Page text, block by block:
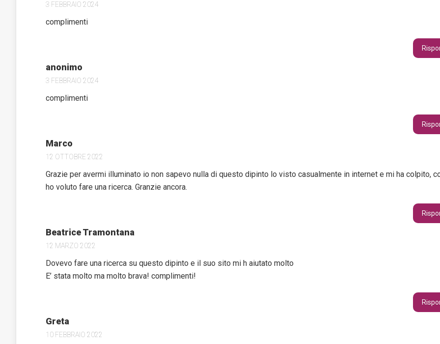
3 FEBBRAIO 2024
complimenti
anonimo
3 FEBBRAIO 2024
complimenti
Marco
12 OTTOBRE 2022
Grazie per avermi illuminato io non sapevo nulla di questo dipinto lo visto casualmente in internet e mi ha colpito,
ho voluto fare una ricerca. Granzie ancora.
Beatrice Tramontana
12 MARZO 2022
Dovevo fare una ricerca su questo dipinto e il suo sito mi h aiutato molto
E’ stata molto ma molto brava! complimenti!
Greta
10 FEBBRAIO 2022